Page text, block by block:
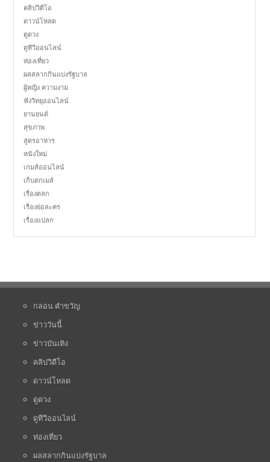
คลิปวิดีโอ
ดาวน์โหลด
ดูดวง
ดูทีวีออนไลน์
ท่องเที่ยว
ผลสลากกินแบ่งรัฐบาล
ผู้หญิง ความงาม
ฟังวิทยุออนไลน์
ยานยนต์
สุขภาพ
สูตรอาหาร
หนังใหม่
เกมส์ออนไลน์
เก็บตกเมล์
เรื่องตลก
เรื่องย่อละคร
เรื่องแปลก
กลอน คำขวัญ
ข่าววันนี้
ข่าวบันเทิง
คลิปวิดีโอ
ดาวน์โหลด
ดูดวง
ดูทีวีออนไลน์
ท่องเที่ยว
ผลสลากกินแบ่งรัฐบาล